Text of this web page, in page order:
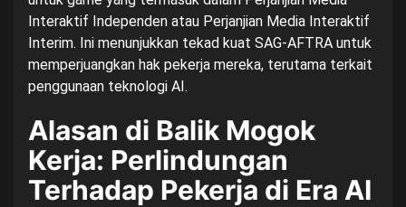
Interaktif Independen atau Perjanjian Media Interaktif
Interim. Ini menunjukkan tekad kuat SAG-AFTRA untuk
memperjuangkan hak pekerja mereka, terutama terkait
penggunaan teknologi AI.
Alasan di Balik Mogok
Kerja: Perlindungan
Terhadap Pekerja di Era AI